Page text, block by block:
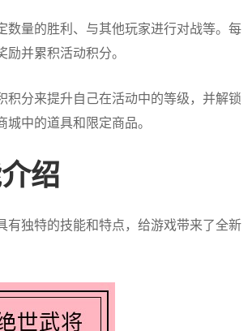
量的胜利、与其他玩家进行对战等。每
并累积活动积分。
分来提升自己在活动中的等级，并解锁
中的道具和限定商品。
绍
独特的技能和特点，给游戏带来了全新